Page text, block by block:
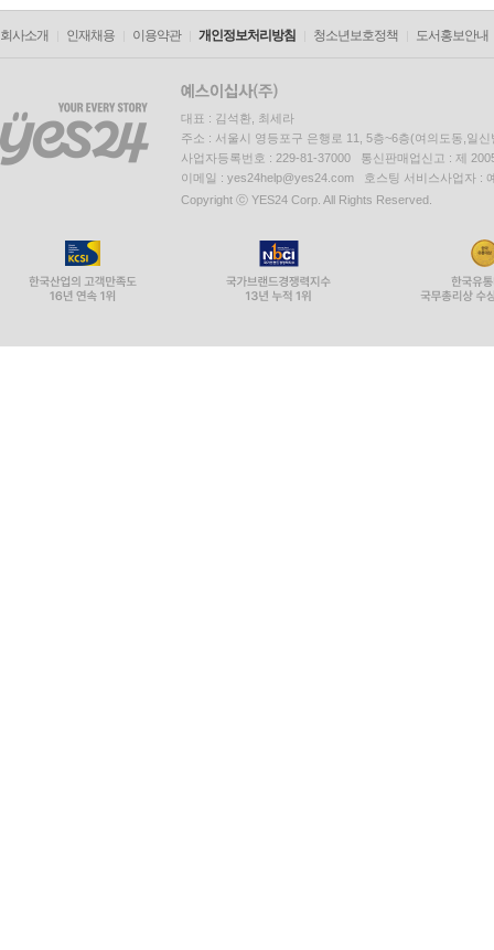
회사소개 인재채용 이용약관 개인정보처리방침 청소년보호정책 도서홍보안내
대표 : 김석환, 최세라
주소 : 서울시 영등포구 은행로 11, 5층~6층(여의도동,일신
사업자등록번호 : 229-81-37000 통신판매업신고 : 제
이메일 : yes24help@yes24.com 호스팅 서비스사업자 :
Copyright ⓒ YES24 Corp. All Rights Reserved.